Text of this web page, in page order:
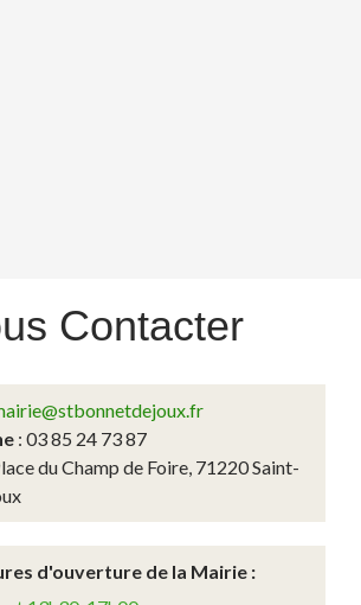
Contacter
: 03 85 24 73 87
du Champ de Foire, 71220 Saint-
d'ouverture de la Mairie :